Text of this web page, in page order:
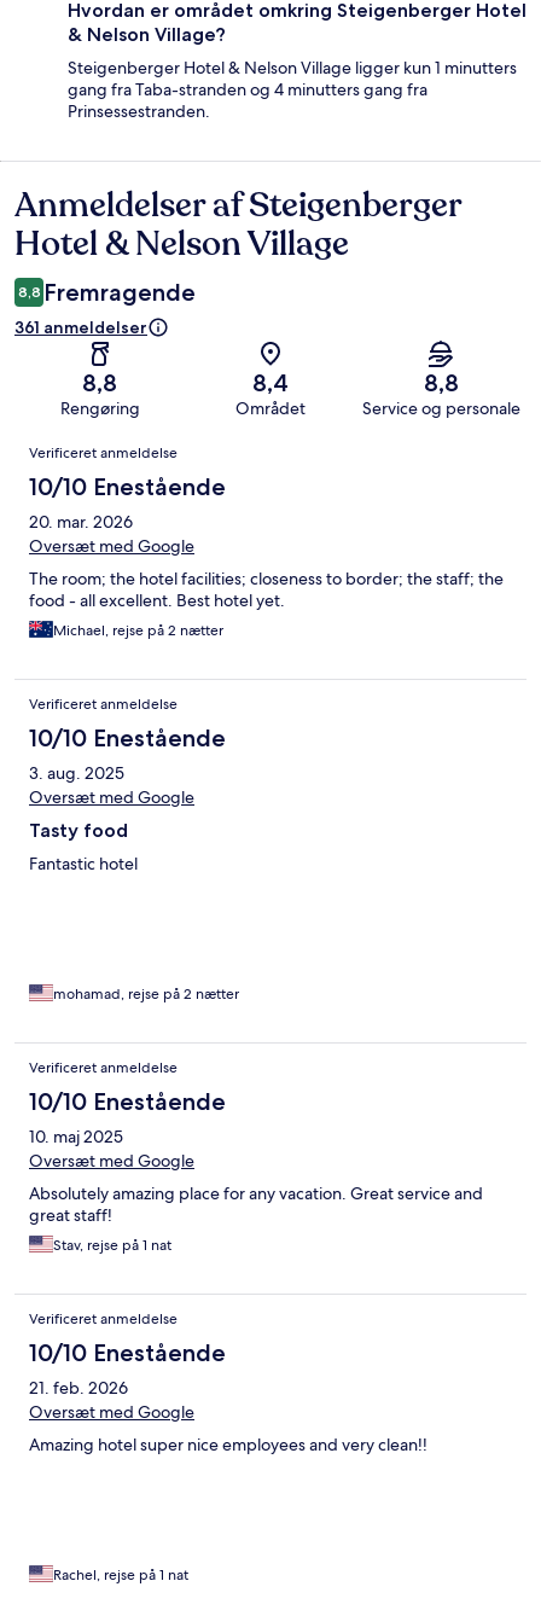
Hvordan er området omkring Steigenberger Hotel
& Nelson Village?
Steigenberger Hotel & Nelson Village ligger kun 1 minutters
gang fra Taba-stranden og 4 minutters gang fra
Prinsessestranden.
Anmeldelser
Anmeldelser af Steigenberger
Hotel & Nelson Village
8,8 Fremragende
361 anmeldelser
8,8
Rengøring
8,4
Området
8,8
Service og personale
Anmeldelser
Verificeret anmeldelse
10/10 Enestående
20. mar. 2026
Oversæt med Google
The room; the hotel facilities; closeness to border; the staff; the
food - all excellent. Best hotel yet.
Michael, rejse på 2 nætter
Verificeret anmeldelse
10/10 Enestående
3. aug. 2025
Oversæt med Google
Tasty food
Fantastic hotel
mohamad, rejse på 2 nætter
Verificeret anmeldelse
10/10 Enestående
10. maj 2025
Oversæt med Google
Absolutely amazing place for any vacation. Great service and
great staff!
Stav, rejse på 1 nat
Verificeret anmeldelse
10/10 Enestående
21. feb. 2026
Oversæt med Google
Amazing hotel super nice employees and very clean!!
Rachel, rejse på 1 nat